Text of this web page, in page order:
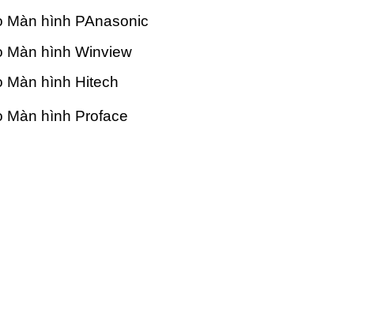
Màn hình PAnasonic
Màn hình Winview
Màn hình Hitech
Màn hình Proface